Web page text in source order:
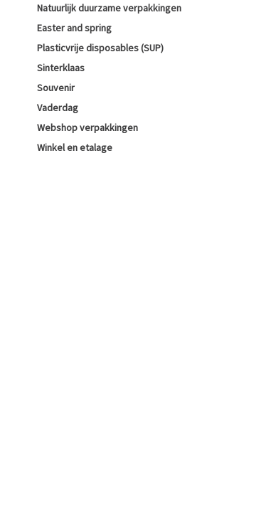
Natuurlijk duurzame verpakkingen
Easter and spring
Plasticvrije disposables (SUP)
Sinterklaas
Souvenir
Vaderdag
Webshop verpakkingen
Winkel en etalage